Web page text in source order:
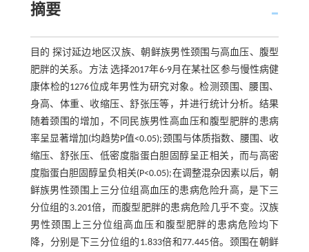
摘要
目的 探讨延边地区汉族、朝鲜族男性颈围与高血压、腹型
肥胖的关系。方法 选择2017年6-9月在某社区参与慢性病健
康体检的1276位成年男性为研究对象。检测颈围、腰围、
身高、体重、收缩压、舒张压等，并进行统计分析。结果
随着颈围的增加，不同民族男性高血压和腹型肥胖的患病
率呈显著增加(均趋势P值<0.05);颈围与体质指数、腰围、收
缩压、舒张压、低密度脂蛋白胆固醇呈正相关，而与高密
度脂蛋白胆固醇呈负相关(P<0.05);在调整混杂因素以后，朝
鲜族男性颈围上三分位组高血压的患病危险升高，是下三
分位组的3.201倍，而腹型肥胖的患病危险几乎不变。汉族
男性颈围上三分位组高血压和腹型肥胖的患病危险均下
降，分别是下三分位组的1.833倍和77.445倍。颈围在朝鲜